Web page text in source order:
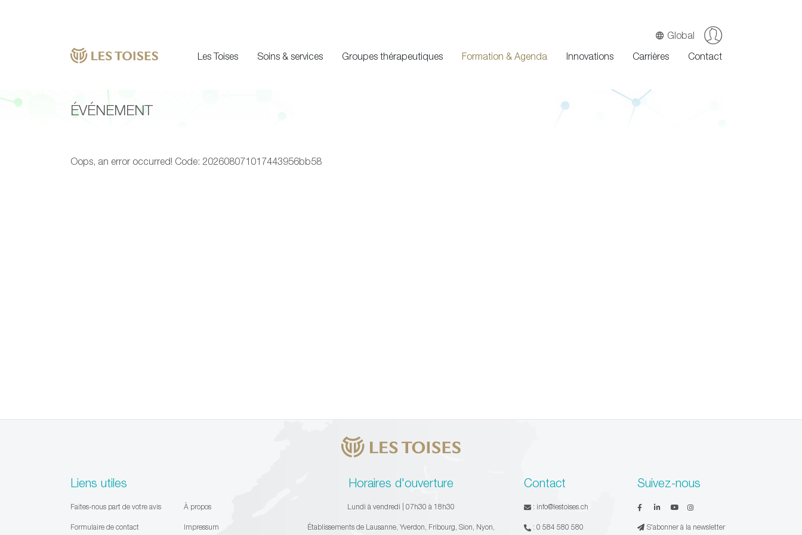
Les Toises Soins & services Groupes thérapeutiques Formation & Agenda Innovations Carrières Contact
Global
ÉVÉNEMENT
Oops, an error occurred! Code: 202608071017443956bb58
Liens utiles
Faites-nous part de votre avis
Formulaire de contact
À propos
Impressum
Horaires d'ouverture
Lundi à vendredi | 07h30 à 18h30
Établissements de Lausanne, Yverdon, Fribourg, Sion, Nyon,
Contact
: info@lestoises.ch
: 0 584 580 580
Suivez-nous
S'abonner à la newsletter